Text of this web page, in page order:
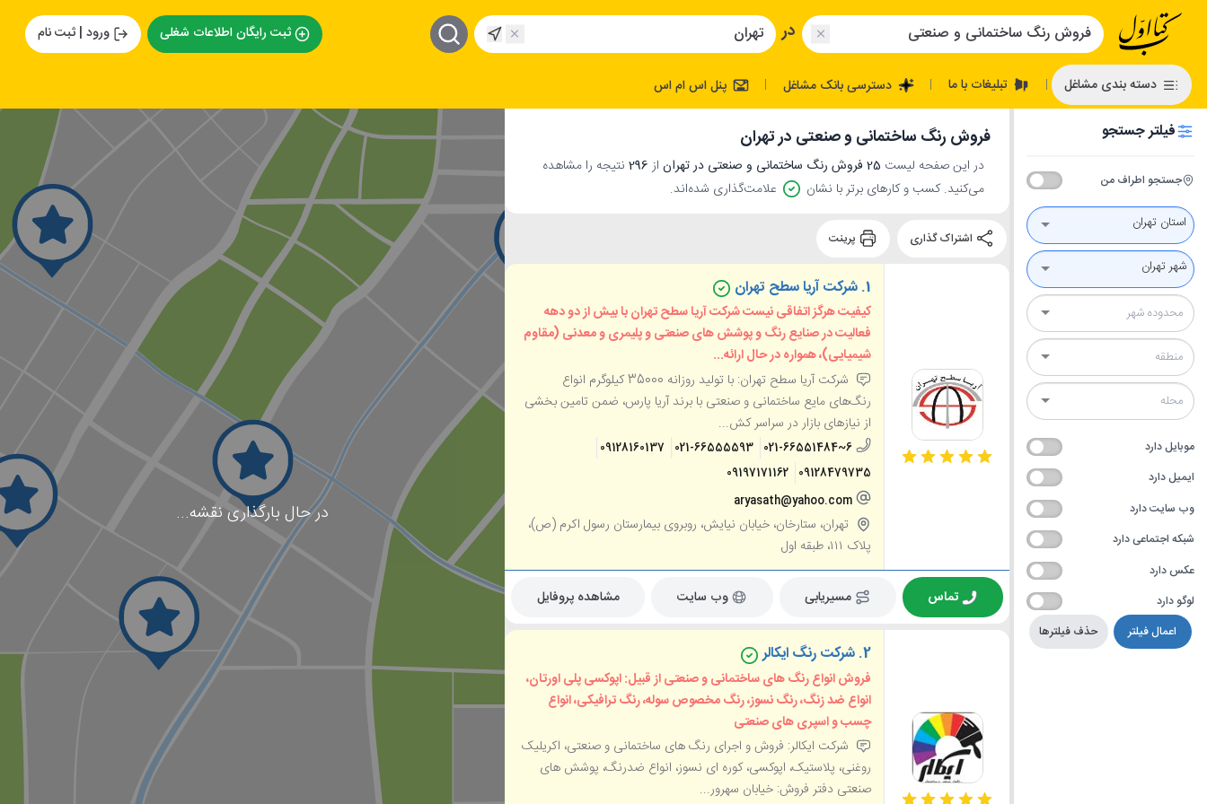
در ثبت رایگان اطلاعات شغلی ورود | ثبت نام
دسته بندی مشاغل | تبلیغات با ما | دسترسی بانک مشاغل | پنل اس ام اس
فیلتر جستجو
جستجو اطراف من
استان تهران
شهر تهران
موبایل دارد
ایمیل دارد
وب سایت دارد
شبکه اجتماعی دارد
عکس دارد
لوگو دارد
حذف فیلترها
اعمال فیلتر
فروش رنگ ساختمانی و صنعتی در تهران
در این صفحه لیست 25 فروش رنگ ساختمانی و صنعتی در تهران از 296 نتیجه را مشاهده
می‌کنید. کسب و کارهای برتر با نشان
علامت‌گذاری شده‌اند.
1. شرکت آریا سطح تهران
کیفیت هرگز اتفاقی نیست شرکت آریا سطح تهران با بیش از دو دهه
فعالیت در صنایع رنگ و پوشش های صنعتی و پلیمری و معدنی (مقاوم
شیمیایی)، همواره در حال ارائه...
شرکت آریا سطح تهران: با تولید روزانه 35000 کیلوگرم انواع
رنگ‌های مایع ساختمانی و صنعتی با برند آریا پارس، ضمن تامین بخشی
از نیازهای بازار در سراسر کش...
021-66551484~6
021-66555593
09128160137
09128479735
09197171162
aryasath@yahoo.com
تهران، ستارخان، خیابان نیایش، روبروی بیمارستان رسول اکرم (ص)،
پلاک ۱۱۱، طبقه اول
تماس مسیریابی وب سایت مشاهده پروفایل
2. شرکت رنگ ایکالر
فروش انواع رنگ های ساختمانی و صنعتی از قبیل: اپوکسی پلی اورتان،
انواع ضد زنگ، رنگ نسوز، رنگ مخصوص سوله، رنگ ترافیکی، انواع
چسب و اسپری های صنعتی
شرکت ایکالر: فروش و اجرای رنگ های ساختمانی و صنعتی، اکریلیک
روغنی، پلاستیک، اپوکسی، کوره ای نسوز، انواع ضدرنگ، پوشش های
صنعتی دفتر فروش: خیابان سهرور...
در حال بارگذاری نقشه...